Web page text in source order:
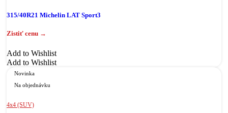
315/40R21 Michelin LAT Sport3
Add to Wishlist
Add to Wishlist
Novinka
Na objednávku
4x4 (SUV)